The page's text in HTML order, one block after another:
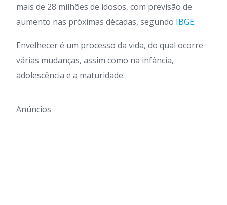
mais de 28 milhões de idosos, com previsão de
aumento nas próximas décadas, segundo IBGE.
Envelhecer é um processo da vida, do qual ocorre
várias mudanças, assim como na infância,
adolescência e a maturidade.
Anúncios